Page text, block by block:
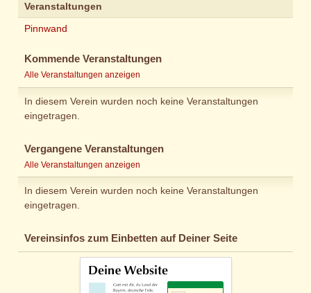
Veranstaltungen
Pinnwand
Kommende Veranstaltungen
Alle Veranstaltungen anzeigen
In diesem Verein wurden noch keine Veranstaltungen
eingetragen.
Vergangene Veranstaltungen
Alle Veranstaltungen anzeigen
In diesem Verein wurden noch keine Veranstaltungen
eingetragen.
Vereinsinfos zum Einbetten auf Deiner Seite